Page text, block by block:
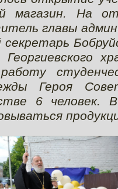
магазин. На
главы
Героя
6 человек.